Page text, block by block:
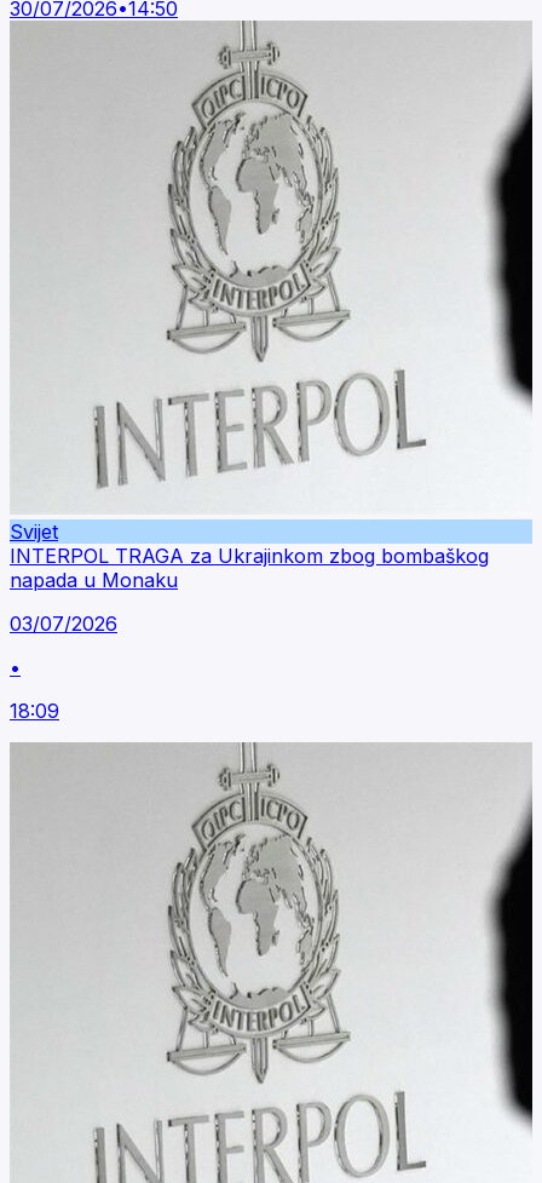
30/07/2026•14:50
Svijet
INTERPOL TRAGA za Ukrajinkom zbog bombaškog
napada u Monaku
03/07/2026
•
18:09